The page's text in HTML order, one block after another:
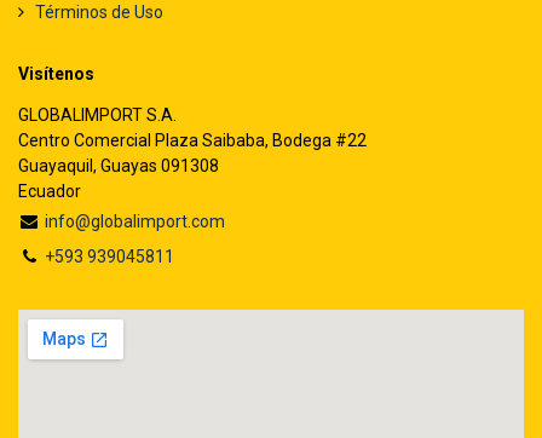
Términos de Uso
Visítenos
GLOBALIMPORT S.A.
Centro Comercial Plaza Saibaba, Bodega #22
Guayaquil, Guayas 091308
Ecuador
info@globalimport.com
+593 939045811